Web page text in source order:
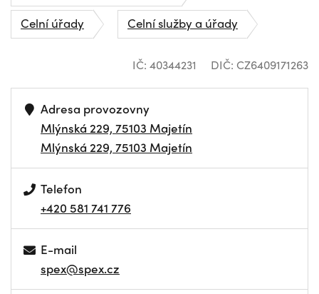
Celní úřady
Celní služby a úřady
IČ: 40344231 DIČ: CZ6409171263
Adresa provozovny
Mlýnská 229, 75103 Majetín
Mlýnská 229, 75103 Majetín
Telefon
+420 581 741 776
E-mail
spex@spex.cz